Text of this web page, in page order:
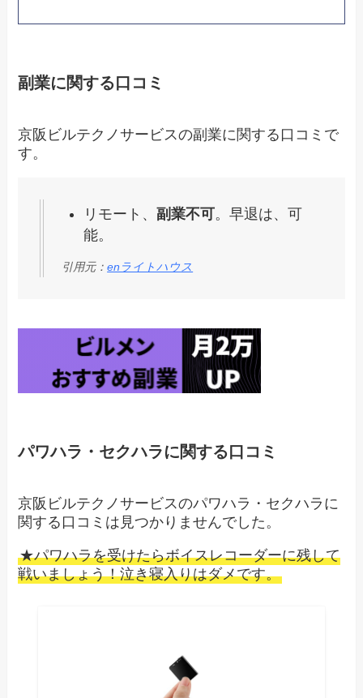
副業に関する口コミ
京阪ビルテクノサービスの副業に関する口コミで
す。
リモート、副業不可。早退は、可
能。
引用元：enライトハウス
パワハラ・セクハラに関する口コミ
京阪ビルテクノサービスのパワハラ・セクハラに
関する口コミは見つかりませんでした。
★パワハラを受けたらボイスレコーダーに残して
戦いましょう！泣き寝入りはダメです。